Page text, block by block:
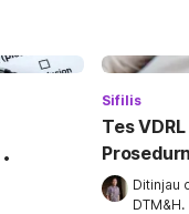
•
Sifilis
Tes
Ditinjau
DTM&H.